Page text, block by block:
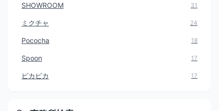
SHOWROOM 31
ミクチャ 24
Pococha 18
Spoon 17
ピカピカ 17